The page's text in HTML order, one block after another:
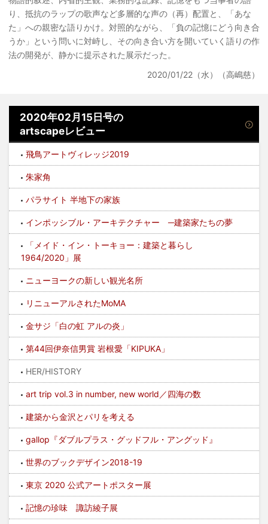
り、抵抗のラップの歌声など多層的な声の（再）配置と、「あな
た」への親密な語りかけ。対照的ながら、「負の記憶にどう向き合
うか」という問いに対峙し、その向き合い方を開いていく語りの作
法の開発が、静かに提示された展示だった。
2020/01/22（水）（高嶋慈）
2020年02月15日号の
artscapeレビュー
飛鳥アートヴィレッジ2019
朱家角
パラサイト 半地下の家族
インポッシブル・アーキテクチャー ─建築家たちの夢
「メイド・イン・トーキョー：建築と暮らし
1964/2020」展
ニューヨークの新しい観光名所
リニューアルされたMoMA
金サジ「白の虹 アルの炎」
第44回伊奈信男賞 岩根愛「KIPUKA」
HER/HISTORY
art trip vol.3 in number, new world／四海の数
建築から金沢とパリを考える
gallop『ダブルプラス・グッドフル・アングッド』
世界のブックデザイン2018-19
東京 2020 公式アートポスター展
記憶の珍味 諏訪綾子展